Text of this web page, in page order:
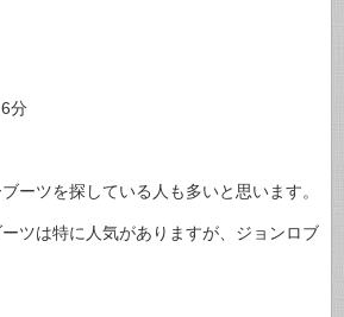
分
ーツを探している人も多いと思います。
ツは特に人気がありますが、ジョンロブ